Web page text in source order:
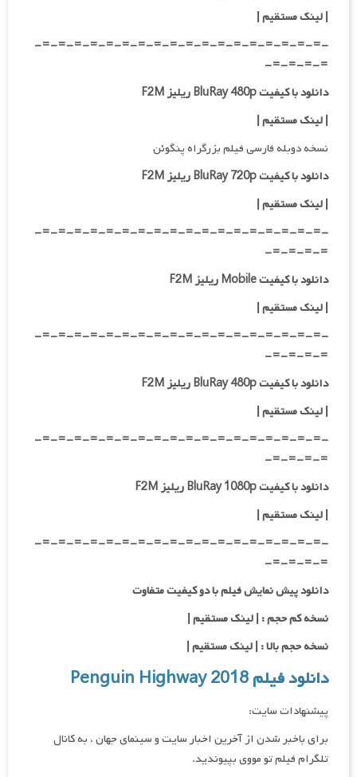
| لینک مستقیم|
-=-=-=-=-=-=-=-=-=-=-=-=-=-=-=-=-=-=-
=-=-=-=-
دانلود با کیفیت BluRay 480p ریلیز F2M
| لینک مستقیم|
نسخه دوبله فارسی فیلم بزرگراه پنگوئن
دانلود با کیفیت BluRay 720p ریلیز F2M
| لینک مستقیم |
-=-=-=-=-=-=-=-=-=-=-=-=-=-=-=-=-=-=-
=-=-=-=-
دانلود با کیفیت Mobile ریلیز F2M
| لینک مستقیم |
-=-=-=-=-=-=-=-=-=-=-=-=-=-=-=-=-=-=-
=-=-=-=-
دانلود با کیفیت BluRay 480p ریلیز F2M
| لینک مستقیم |
-=-=-=-=-=-=-=-=-=-=-=-=-=-=-=-=-=-=-
=-=-=-=-
دانلود با کیفیت BluRay 1080p ریلیز F2M
|لینک مستقیم |
-=-=-=-=-=-=-=-=-=-=-=-=-=-=-=-=-=-=-
=-=-=-=-
دانلود پیش نمایش فیلم با دو کیفیت متفاوت
نسخه کم حجم : | لینک مستقیم |
نسخه حجم بالا : | لینک مستقیم |
دانلود فیلم Penguin Highway 2018
پیشنهادات سایت:
برای باخبر شدن از آخرین اخبار سایت و سینمای جهان ، به کانال
تلگرام فیلم تو مووی بپیوندید.